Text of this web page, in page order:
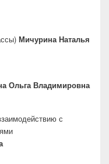
Мичурина Наталья
Ольга Владимировна
с